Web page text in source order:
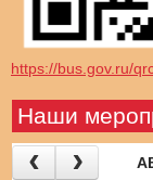
https://bus.gov.ru/
Наши